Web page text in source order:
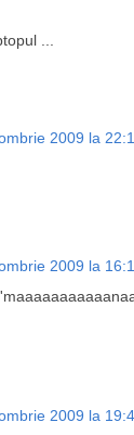
...
2009 la
2009 la
2009 la